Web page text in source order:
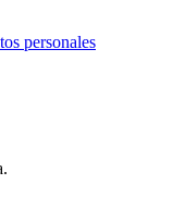
personales